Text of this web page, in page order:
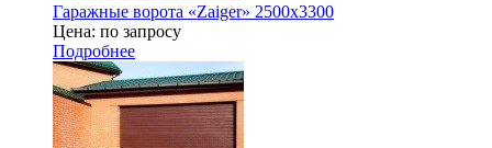
Гаражные ворота «Zaiger» 2500x3300
Цена: по запросу
Подробнее